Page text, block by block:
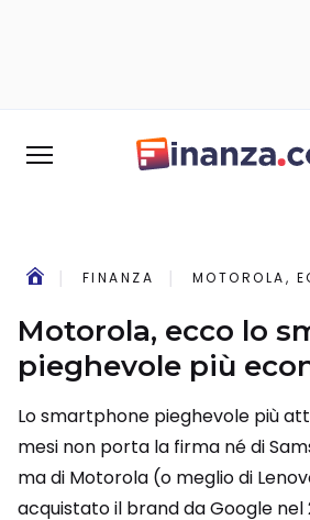
FINANZA MOTOROLA,
Motorola, ecco lo
pieghevole più
Lo smartphone pieghevole più
mesi non porta la firma né di
ma di Motorola (o meglio di
acquistato il brand da Google nel